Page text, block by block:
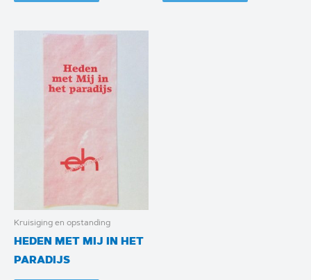
Kruisiging en opstanding
HEDEN MET MIJ IN HET
PARADIJS